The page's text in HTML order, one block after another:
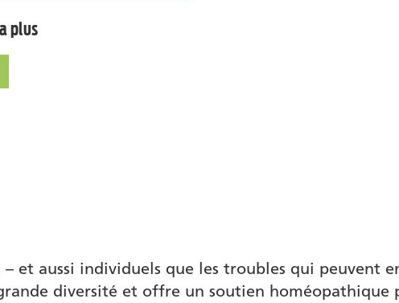
plus
plus
et aussi individuels que les troubles qui peuvent
diversité et offre un soutien homéopathique